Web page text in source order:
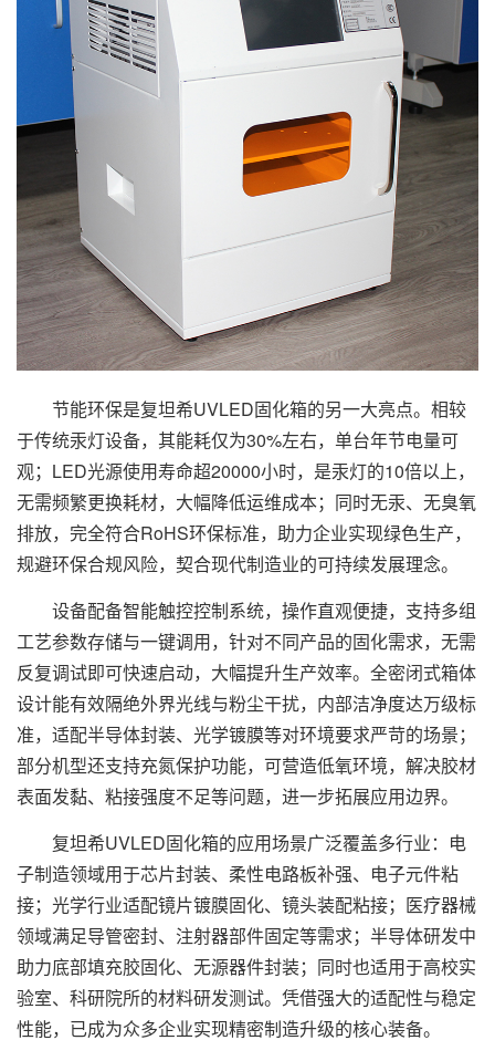
节能环保是复坦希UVLED固化箱的另一大亮点。相较
于传统汞灯设备，其能耗仅为30%左右，单台年节电量可
观；LED光源使用寿命超20000小时，是汞灯的10倍以上，
无需频繁更换耗材，大幅降低运维成本；同时无汞、无臭氧
排放，完全符合RoHS环保标准，助力企业实现绿色生产，
规避环保合规风险，契合现代制造业的可持续发展理念。
设备配备智能触控控制系统，操作直观便捷，支持多组
工艺参数存储与一键调用，针对不同产品的固化需求，无需
反复调试即可快速启动，大幅提升生产效率。全密闭式箱体
设计能有效隔绝外界光线与粉尘干扰，内部洁净度达万级标
准，适配半导体封装、光学镀膜等对环境要求严苛的场景；
部分机型还支持充氮保护功能，可营造低氧环境，解决胶材
表面发黏、粘接强度不足等问题，进一步拓展应用边界。
复坦希UVLED固化箱的应用场景广泛覆盖多行业：电
子制造领域用于芯片封装、柔性电路板补强、电子元件粘
接；光学行业适配镜片镀膜固化、镜头装配粘接；医疗器械
领域满足导管密封、注射器部件固定等需求；半导体研发中
助力底部填充胶固化、无源器件封装；同时也适用于高校实
验室、科研院所的材料研发测试。凭借强大的适配性与稳定
性能，已成为众多企业实现精密制造升级的核心装备。